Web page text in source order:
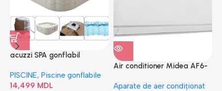
acuzzi SPA gonflabil
Bubble” 28446
PISCINE, Piscine gonflabile
14,499 MDL
Air conditioner Midea AF6-
Aparate de aer condiționat